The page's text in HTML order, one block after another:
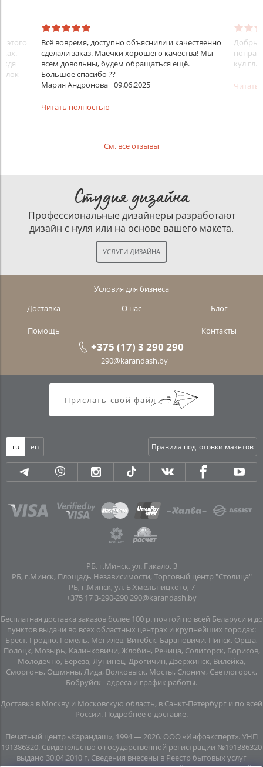
этого
Всё вовремя, доступно объяснили и качественно
сделали заказ. Маечки хорошего качества! Мы
всем довольны, будем обращаться ещё.
Большое спасибо ??
Мария Андронова 09.06.2025
Читать полностью
Добрый
кул гл.
Читать
См. все отзывы
Студия дизайна
Профессиональные дизайнеры разработают
дизайн с нуля или на основе вашего макета.
Условия для бизнеса
Доставка
О нас Блог
Помощь Контакты
+375 (17) 3 290 290
290@karandash.by
Прислать свой файл
ru en Правила подготовки макетов
РБ, г.Минск, ул. Гикало, 3
РБ, г.Минск, Площадь Независимости, Торговый центр "Столица"
РБ, г.Минск, ул. Б.Хмельницкого, 7
+375 17 3-290-290 290@karandash.by
Бесплатная доставка заказов более 100 р. почтой по всей Беларуси и до
пунктов выдачи во всех областных центрах и крупнейших городах:
Брест, Гродно, Гомель, Могилев, Витебск, Барановичи, Пинск, Орша,
Полоцк, Мозырь, Калинковичи, Жлобин, Речица, Солигорск, Борисов,
Молодечно, Береза, Лунинец, Дрогичин, Дзержинск, Вилейка,
Сморгонь, Ошмяны, Лида, Волковыск, Мосты, Слоним, Светлогорск,
Бобруйск - адреса и график работы.
Доставка в Москву и Московскую область, в Санкт-Петербург и по всей
Росcии. Подробнее о доставке.
Печатный центр «Карандаш», 1994 — 2026. ООО «Инфоэксперт». УНП
191386320. Свидетельство о государственной регистрации №191386320
выдано 30.04.2010 г. Сведения внесены в Реестр бытовых услуг